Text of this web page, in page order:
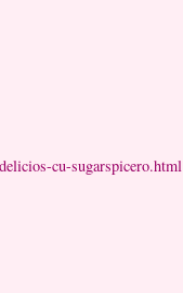
cu-sugarspicero.html